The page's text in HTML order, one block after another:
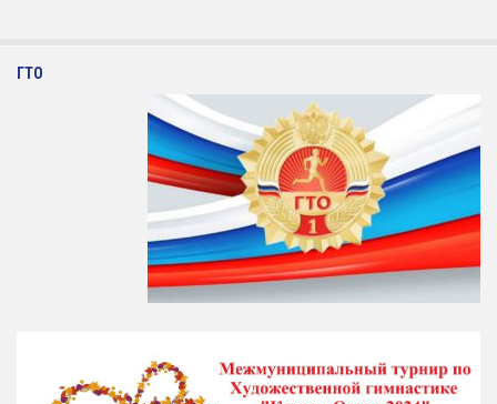
Аренда футбольного поля
Информация о Приеме
График работы отделений
Стоимость Занятий
История школы
Антикоррупция
Антидопинг
ГТО